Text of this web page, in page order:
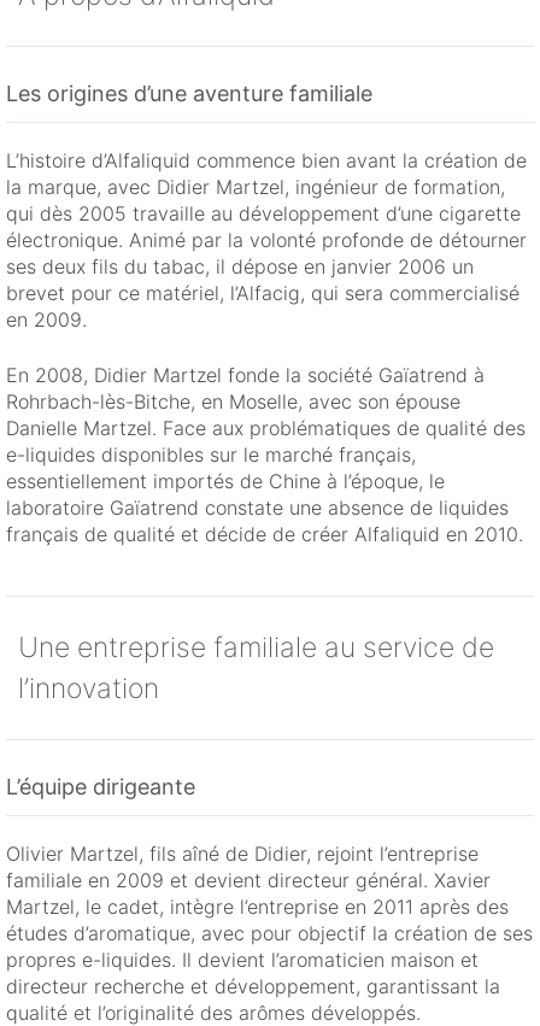
Les origines d’une aventure familiale
L’histoire d’Alfaliquid commence bien avant la création de
la marque, avec Didier Martzel, ingénieur de formation,
qui dès 2005 travaille au développement d’une cigarette
électronique. Animé par la volonté profonde de détourner
ses deux fils du tabac, il dépose en janvier 2006 un
brevet pour ce matériel, l’Alfacig, qui sera commercialisé
en 2009.
En 2008, Didier Martzel fonde la société Gaïatrend à
Rohrbach-lès-Bitche, en Moselle, avec son épouse
Danielle Martzel. Face aux problématiques de qualité des
e-liquides disponibles sur le marché français,
essentiellement importés de Chine à l’époque, le
laboratoire Gaïatrend constate une absence de liquides
français de qualité et décide de créer Alfaliquid en 2010.
Une entreprise familiale au service de
l’innovation
L’équipe dirigeante
Olivier Martzel, fils aîné de Didier, rejoint l’entreprise
familiale en 2009 et devient directeur général. Xavier
Martzel, le cadet, intègre l’entreprise en 2011 après des
études d’aromatique, avec pour objectif la création de ses
propres e-liquides. Il devient l’aromaticien maison et
directeur recherche et développement, garantissant la
qualité et l’originalité des arômes développés.